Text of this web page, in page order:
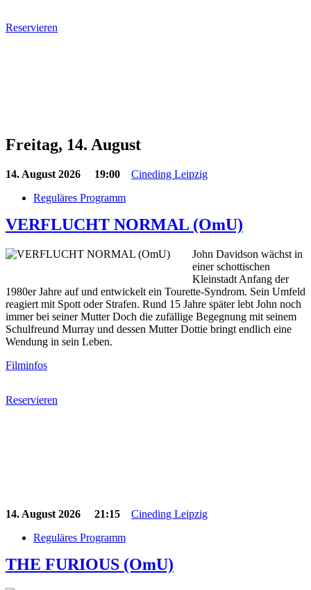
Reservieren
Freitag, 14. August
14. August 2026 19:00
Cineding Leipzig
Reguläres Programm
VERFLUCHT NORMAL (OmU)
John Davidson wächst in
einer schottischen
Kleinstadt Anfang der
1980er Jahre auf und entwickelt ein Tourette-Syndrom. Sein Umfeld
reagiert mit Spott oder Strafen. Rund 15 Jahre später lebt John noch
immer bei seiner Mutter Doch die zufällige Begegnung mit seinem
Schulfreund Murray und dessen Mutter Dottie bringt endlich eine
Wendung in sein Leben.
Filminfos
Reservieren
14. August 2026 21:15
Cineding Leipzig
Reguläres Programm
THE FURIOUS (OmU)